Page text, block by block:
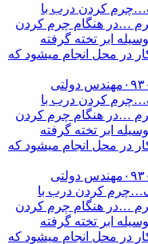
کردن درب با
…در هنگام چرم کردن
ابر تخته گرفته
در محل انجام میشود که
کردن درب با
…در هنگام چرم کردن
ابر تخته گرفته
در محل انجام میشود که
کردن درب با
…در هنگام چرم کردن
ابر تخته گرفته
در محل انجام میشود که